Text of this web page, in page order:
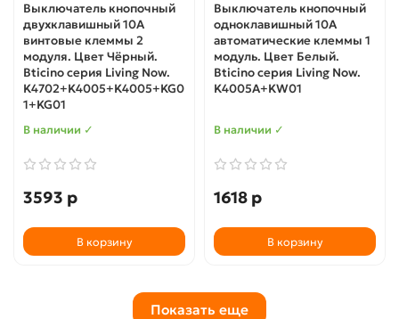
Выключатель кнопочный
двухклавишный 10А
винтовые клеммы 2
модуля. Цвет Чёрный.
Bticino серия Living Now.
K4702+K4005+K4005+KG0
1+KG01
В наличии ✓
3593 р
В корзину
Выключатель кнопочный
одноклавишный 10А
автоматические клеммы 1
модуль. Цвет Белый.
Bticino серия Living Now.
K4005A+KW01
В наличии ✓
1618 р
В корзину
Показать еще